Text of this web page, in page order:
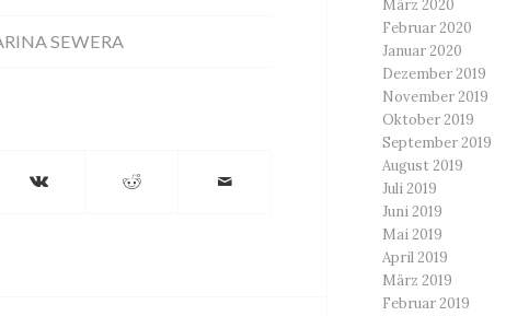
SEWERA
März 2020
Februar 2020
Januar 2020
Dezember 2019
November 2019
Oktober 2019
September 2019
August 2019
Juli 2019
Juni 2019
Mai 2019
April 2019
März 2019
Februar 2019